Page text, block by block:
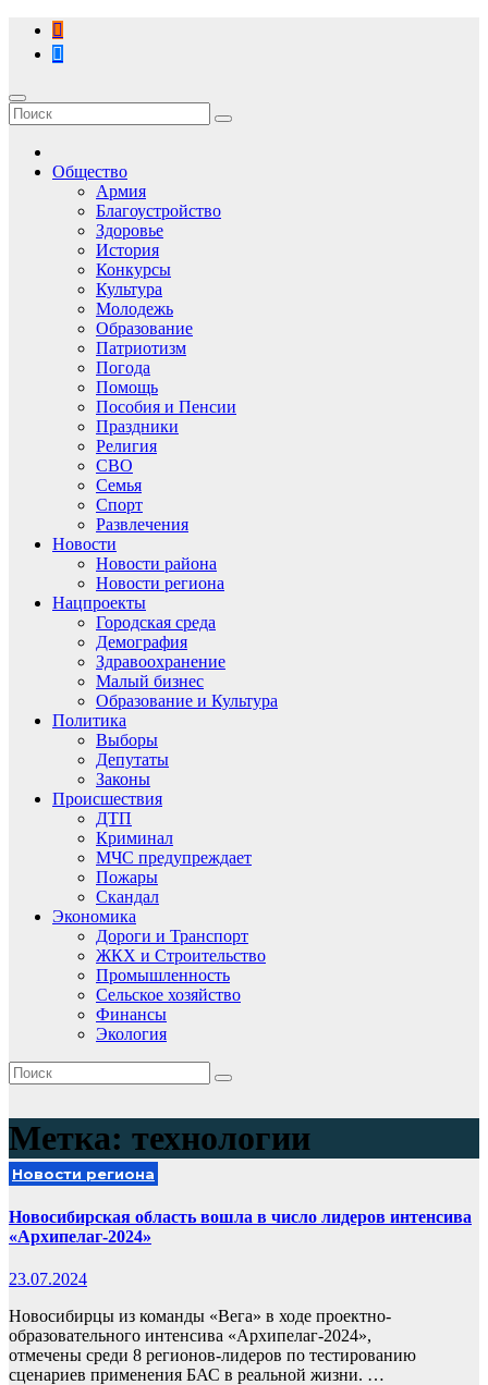
Перейти
содержимому
Общество
Армия
Благоустройство
Здоровье
История
Конкурсы
Культура
Молодежь
Образование
Патриотизм
Погода
Помощь
Пособия и Пенсии
Праздники
Религия
СВО
Семья
Спорт
Развлечения
Новости
Новости района
Новости региона
Нацпроекты
Городская среда
Демография
Здравоохранение
Малый бизнес
Образование и Культура
Политика
Выборы
Депутаты
Законы
Происшествия
ДТП
Криминал
МЧС предупреждает
Пожары
Скандал
Экономика
Дороги и Транспорт
ЖКХ и Строительство
Промышленность
Сельское хозяйство
Финансы
Экология
Метка: технологии
Новости региона
Новосибирская область вошла в число лидеров интенсива
«Архипелаг-2024»
23.07.2024
Новосибирцы из команды «Вега» в ходе проектно-
образовательного интенсива «Архипелаг-2024»,
отмечены среди 8 регионов-лидеров по тестированию
сценариев применения БАС в реальной жизни. …